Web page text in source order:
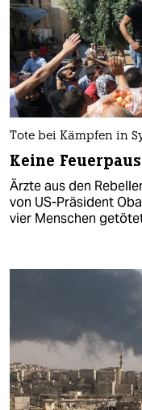
Tote bei Kämpfen in
Keine
Ärzte aus den
von US-Präsident
vier Menschen